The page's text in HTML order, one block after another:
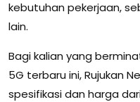
kebutuhan pekerjaan,
lain.
Bagi kalian yang
5G terbaru ini, Rujukan
spesifikasi dan harga